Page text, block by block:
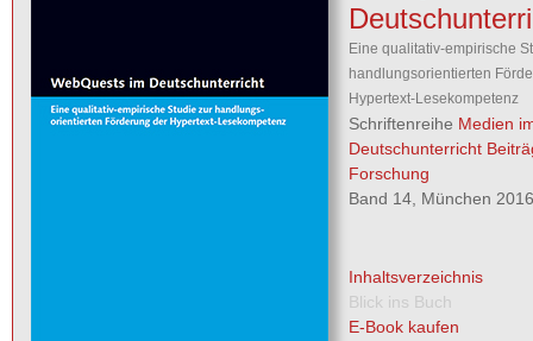
Eine qualitativ-empirische
handlungsorientierten
Hypertext-Lesekompetenz
Schriftenreihe Medien
Deutschunterricht
Forschung
Band 14, München
Inhaltsverzeichnis
Blick ins Buch
E-Book kaufen